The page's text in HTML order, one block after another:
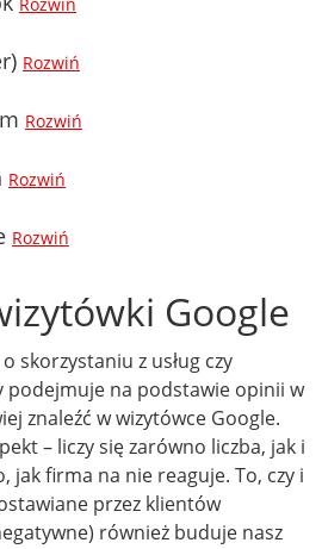
Rozwiń
Rozwiń
Rozwiń
Rozwiń
Rozwiń
Google
skorzystaniu z usług czy
na podstawie opinii w
znaleźć w wizytówce Google.
– liczy się zarówno liczba, jak i
jak firma na nie reaguje. To, czy i
przez klientów
również buduje nasz